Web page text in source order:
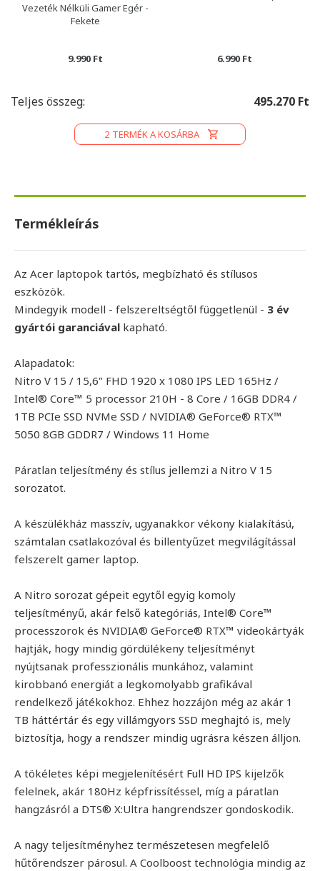
Vezeték Nélküli Gamer Egér -
Fekete
9.990 Ft 6.990 Ft
Teljes összeg: 495.270 Ft
2 TERMÉK A KOSÁRBA
Termékleírás
Az Acer laptopok tartós, megbízható és stílusos
eszközök.
Mindegyik modell - felszereltségtől függetlenül - 3 év
gyártói garanciával kapható.
Alapadatok:
Nitro V 15 / 15,6" FHD 1920 x 1080 IPS LED 165Hz /
Intel® Core™ 5 processor 210H - 8 Core / 16GB DDR4 /
1TB PCIe SSD NVMe SSD / NVIDIA® GeForce® RTX™
5050 8GB GDDR7 / Windows 11 Home
Páratlan teljesítmény és stílus jellemzi a Nitro V 15
sorozatot.
A készülékház masszív, ugyanakkor vékony kialakítású,
számtalan csatlakozóval és billentyűzet megvilágítással
felszerelt gamer laptop.
A Nitro sorozat gépeit egytől egyig komoly
teljesítményű, akár felső kategóriás, Intel® Core™
processzorok és NVIDIA® GeForce® RTX™ videokártyák
hajtják, hogy mindig gördülékeny teljesítményt
nyújtsanak professzionális munkához, valamint
kirobbanó energiát a legkomolyabb grafikával
rendelkező játékokhoz. Ehhez hozzájön még az akár 1
TB háttértár és egy villámgyors SSD meghajtó is, mely
biztosítja, hogy a rendszer mindig ugrásra készen álljon.
A tökéletes képi megjelenítésért Full HD IPS kijelzők
felelnek, akár 180Hz képfrissítéssel, míg a páratlan
hangzásról a DTS® X:Ultra hangrendszer gondoskodik.
A nagy teljesítményhez természetesen megfelelő
hűtőrendszer párosul. A Coolboost technológia mindig az